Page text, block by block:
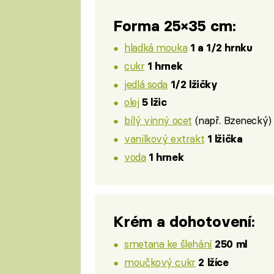
Forma 25×35 cm:
hladká mouka 1 a 1/2 hrnku
cukr 1 hrnek
jedlá soda 1/2 lžičky
olej 5 lžic
bílý vinný ocet (např. Bzenecký)
vanilkový extrakt 1 lžička
voda 1 hrnek
Krém a dohotovení:
smetana ke šlehání 250 ml
moučkový cukr 2 lžíce